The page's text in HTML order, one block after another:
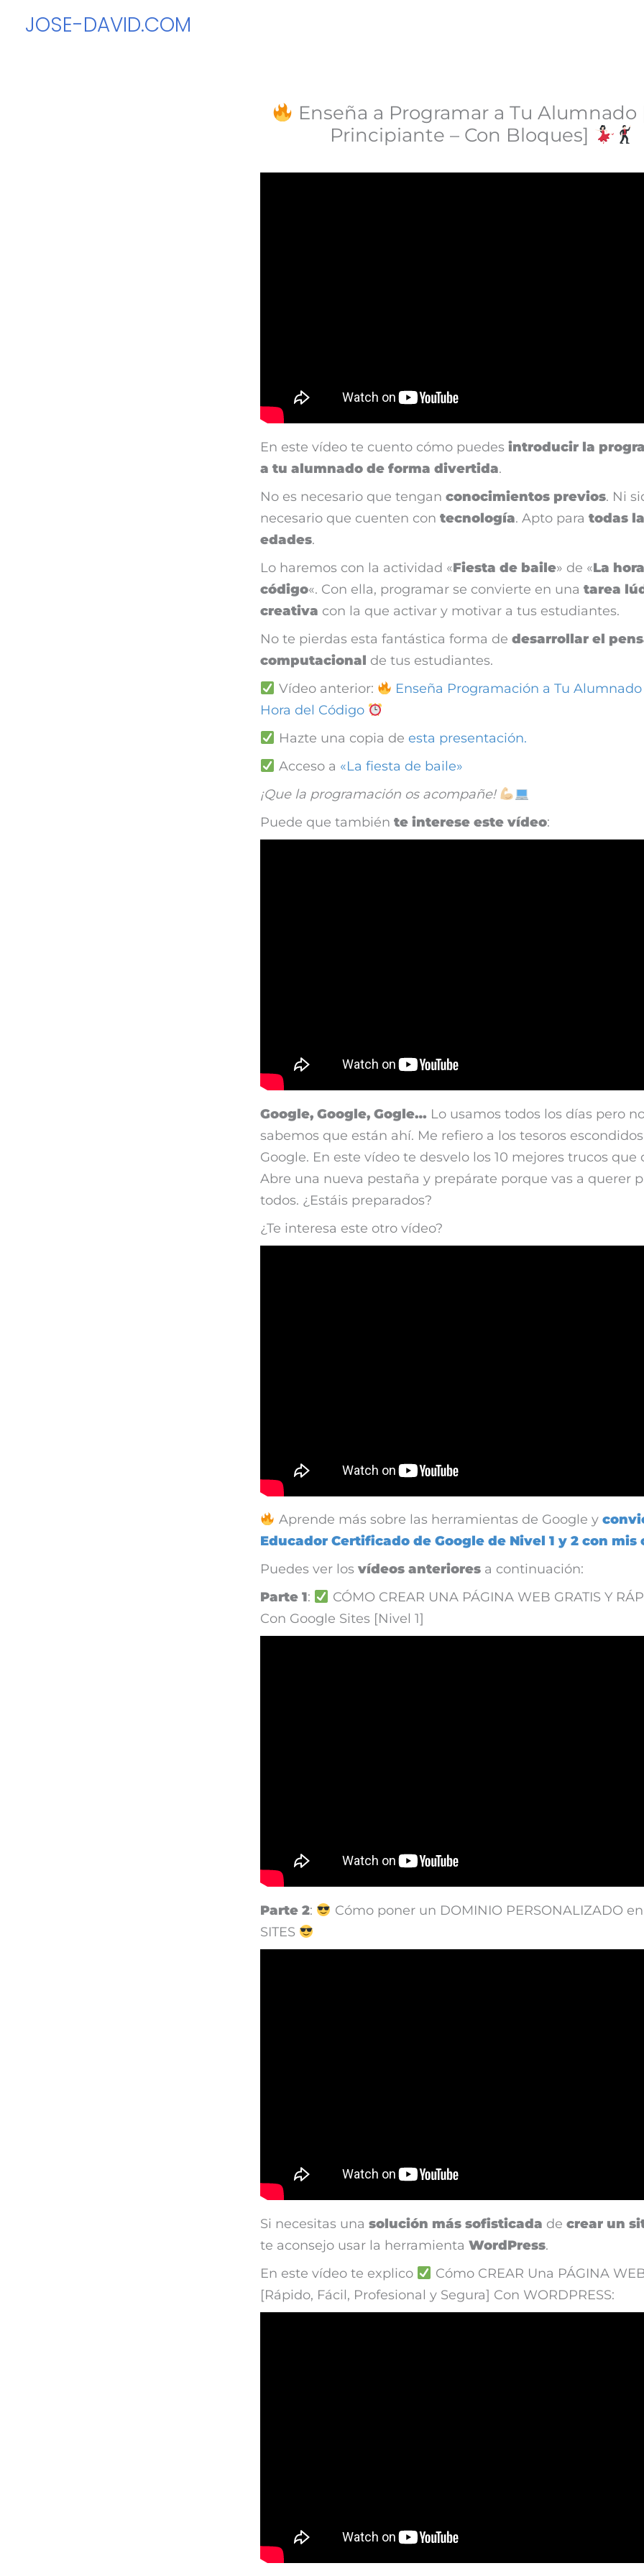
JOSE-DAVID.COM
Enseña a Programar a Tu Alumnado
Principiante – Con Bloques]
En este vídeo te cuento cómo puedes introducir la
a tu alumnado de forma divertida.
No es necesario que tengan conocimientos previos. Ni
necesario que cuenten con tecnología. Apto para todas
edades.
Lo haremos con la actividad «Fiesta de baile» de «La
código«. Con ella, programar se convierte en una tarea
creativa con la que activar y motivar a tus estudiantes.
No te pierdas esta fantástica forma de desarrollar el
computacional de tus estudiantes.
Vídeo anterior:
Enseña Programación a Tu
Hora del Código
Hazte una copia de esta presentación.
Acceso a «La fiesta de baile»
¡Que la programación os acompañe!
Puede que también te interese este vídeo:
Google, Google, Gogle… Lo usamos todos los días pero
sabemos que están ahí. Me refiero a los tesoros
Google. En este vídeo te desvelo los 10 mejores trucos que
Abre una nueva pestaña y prepárate porque vas a querer
todos. ¿Estáis preparados?
¿Te interesa este otro vídeo?
Aprende más sobre las herramientas de Google y
Educador Certificado de Google de Nivel 1 y 2 con mis
Puedes ver los vídeos anteriores a continuación:
Parte 1:
CÓMO CREAR UNA PÁGINA WEB GRATIS Y
Con Google Sites [Nivel 1]
Parte 2:
Cómo poner un DOMINIO PERSONALIZADO
SITES
Si necesitas una solución más sofisticada de crear un
te aconsejo usar la herramienta WordPress.
En este vídeo te explico
Cómo CREAR Una PÁGINA
[Rápido, Fácil, Profesional y Segura] Con WORDPRESS: